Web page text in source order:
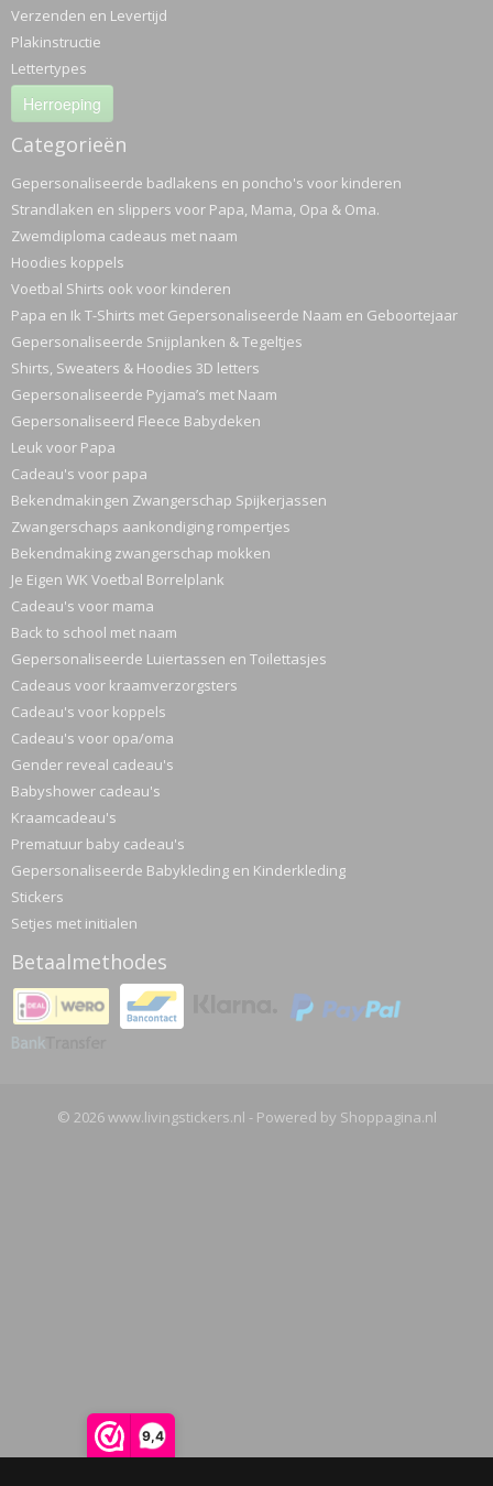
9,4
Verzenden en Levertijd
Plakinstructie
Lettertypes
Herroeping
Categorieën
Gepersonaliseerde badlakens en poncho's voor kinderen
Strandlaken en slippers voor Papa, Mama, Opa & Oma.
Zwemdiploma cadeaus met naam
Hoodies koppels
Voetbal Shirts ook voor kinderen
Papa en Ik T-Shirts met Gepersonaliseerde Naam en Geboortejaar
Gepersonaliseerde Snijplanken & Tegeltjes
Shirts, Sweaters & Hoodies 3D letters
Gepersonaliseerde Pyjama’s met Naam
Gepersonaliseerd Fleece Babydeken
Leuk voor Papa
Cadeau's voor papa
Bekendmakingen Zwangerschap Spijkerjassen
Zwangerschaps aankondiging rompertjes
Bekendmaking zwangerschap mokken
Je Eigen WK Voetbal Borrelplank
Cadeau's voor mama
Back to school met naam
Gepersonaliseerde Luiertassen en Toilettasjes
Cadeaus voor kraamverzorgsters
Cadeau's voor koppels
Cadeau's voor opa/oma
Gender reveal cadeau's
Babyshower cadeau's
Kraamcadeau's
Prematuur baby cadeau's
Gepersonaliseerde Babykleding en Kinderkleding
Stickers
Setjes met initialen
Betaalmethodes
© 2026 www.livingstickers.nl - Powered by Shoppagina.nl